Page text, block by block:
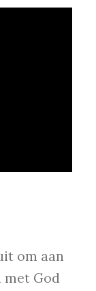
om aan
met God